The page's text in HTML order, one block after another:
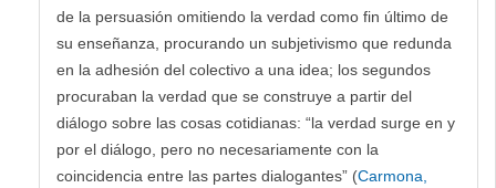
de la persuasión omitiendo la verdad como fin último de
su enseñanza, procurando un subjetivismo que redunda
en la adhesión del colectivo a una idea; los segundos
procuraban la verdad que se construye a partir del
diálogo sobre las cosas cotidianas: “la verdad surge en y
por el diálogo, pero no necesariamente con la
coincidencia entre las partes dialogantes” (Carmona,